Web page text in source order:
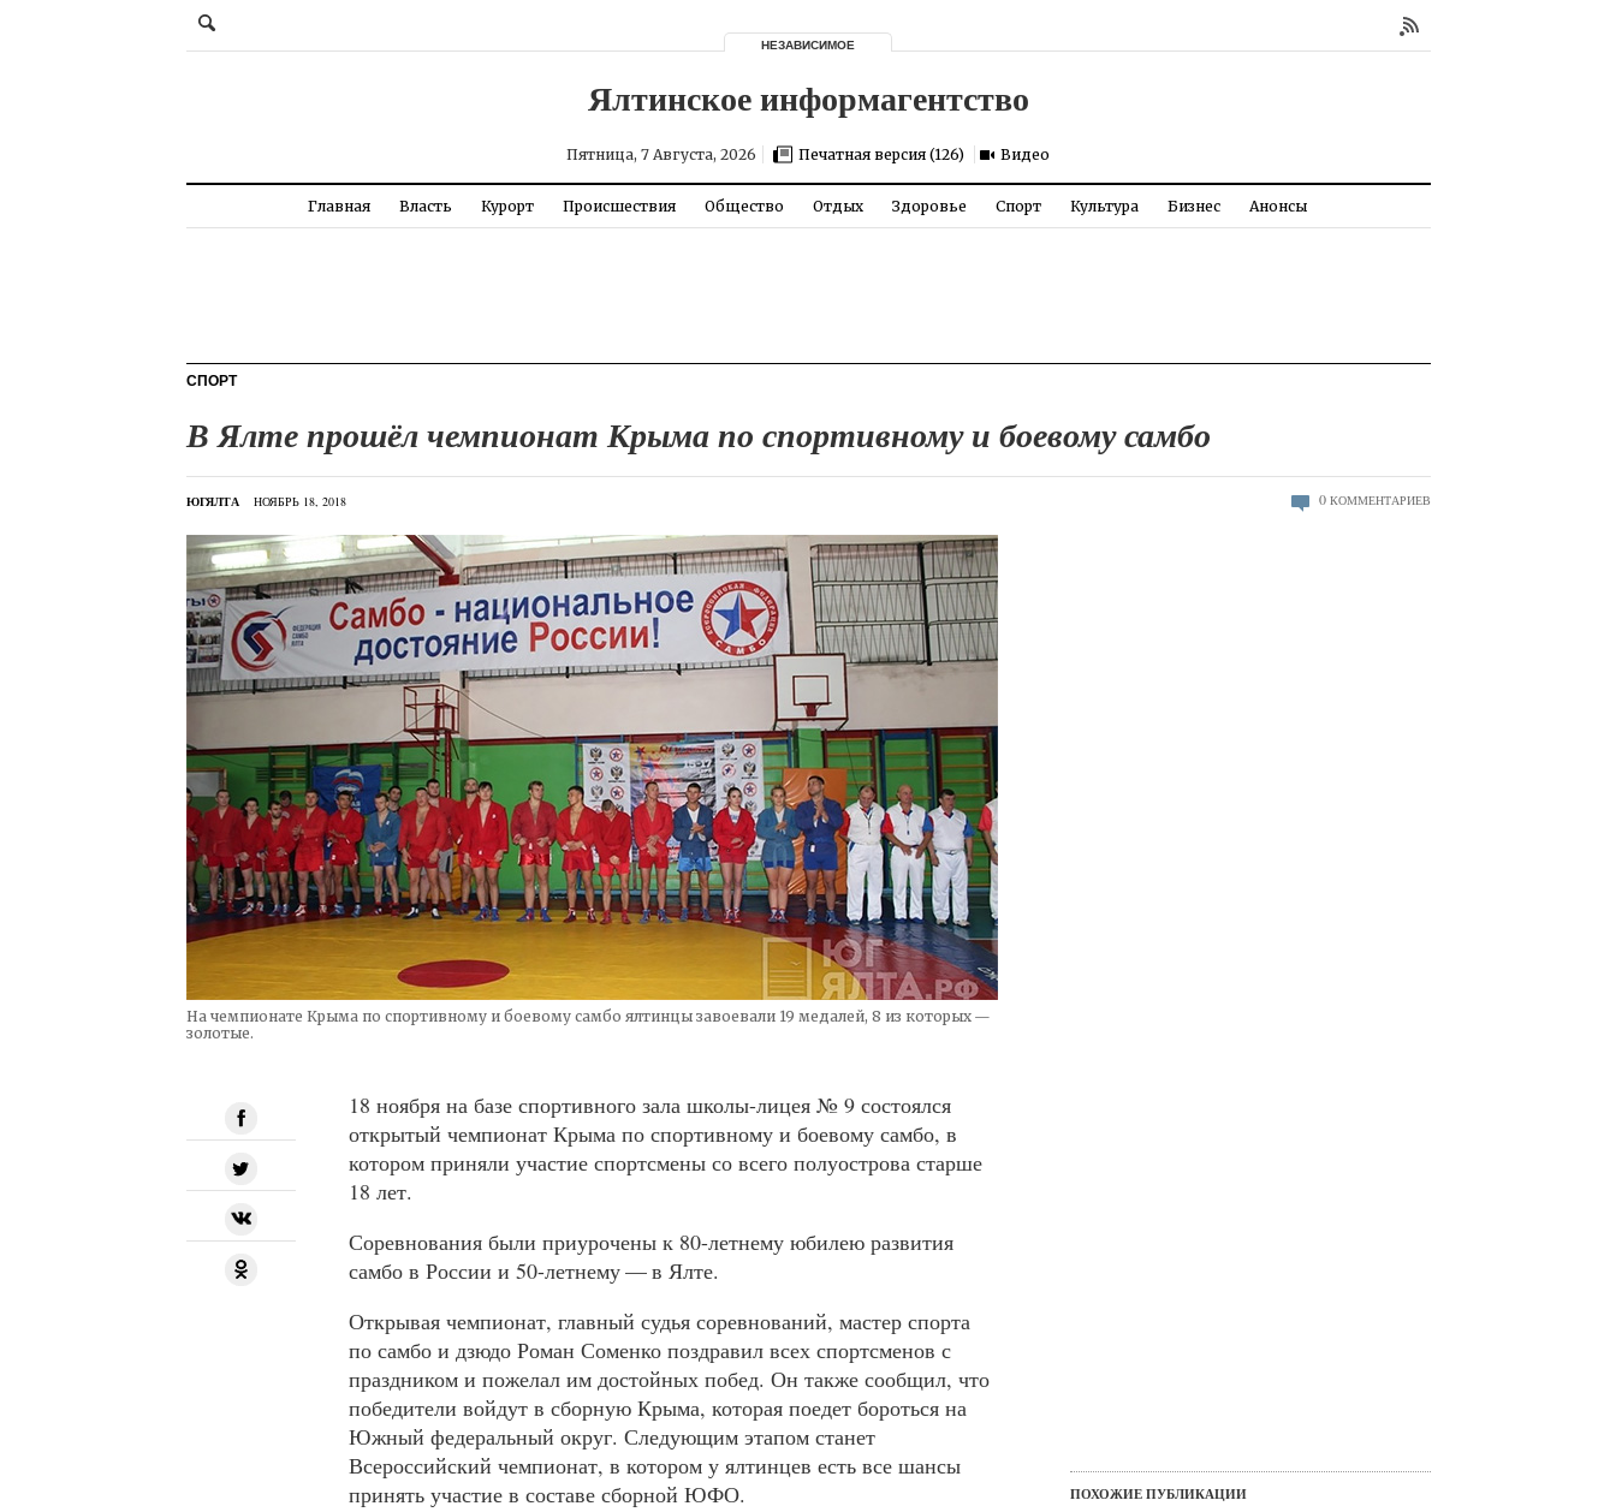
НЕЗАВИСИМОЕ
Пятница, 7 Августа, 2026 Печатная версия (126) Видео
Главная Власть Курорт Происшествия Общество Отдых Здоровье Спорт Культура Бизнес Анонсы
СПОРТ
В Ялте прошёл чемпионат Крыма по спортивному и боевому самбо
ЮГЯЛТА НОЯБРЬ 18, 2018 0 КОММЕНТАРИЕВ
На чемпионате Крыма по спортивному и боевому самбо ялтинцы завоевали 19 медалей, 8 из которых —
золотые.
18 ноября на базе спортивного зала школы-лицея № 9 состоялся
открытый чемпионат Крыма по спортивному и боевому самбо, в
котором приняли участие спортсмены со всего полуострова старше
18 лет.
Соревнования были приурочены к 80-летнему юбилею развития
самбо в России и 50-летнему — в Ялте.
Открывая чемпионат, главный судья соревнований, мастер спорта
по самбо и дзюдо Роман Соменко поздравил всех спортсменов с
праздником и пожелал им достойных побед. Он также сообщил, что
победители войдут в сборную Крыма, которая поедет бороться на
Южный федеральный округ. Следующим этапом станет
Всероссийский чемпионат, в котором у ялтинцев есть все шансы
принять участие в составе сборной ЮФО.
ПОХОЖИЕ ПУБЛИКАЦИИ